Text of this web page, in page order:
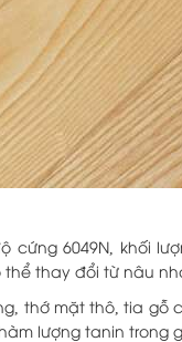
cứng 6049N, khối
thay đổi từ nâu
thớ mặt thô, tia gỗ
lượng tanin trong